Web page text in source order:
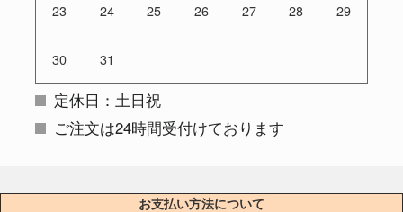
23 24 25 26 27 28 29
30 31
定休日：土日祝
ご注文は24時間受付けております
お支払い方法について